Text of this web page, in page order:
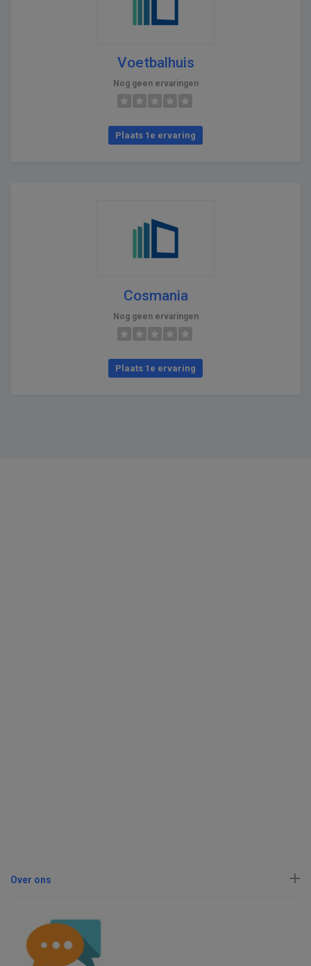
Voetbalhuis
Nog geen ervaringen
Plaats 1e ervaring
Cosmania
Nog geen ervaringen
Plaats 1e ervaring
Over ons